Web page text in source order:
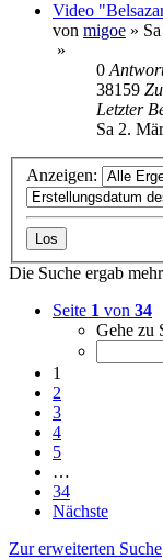
Video
von migoe »
»
0
38159
Letzter
Sa 2.
Anzeigen:
Die Suche ergab
Seite 1 von 34
Gehe zu
1
2
3
4
5
…
34
Nächste
Zur erweiterten Suche